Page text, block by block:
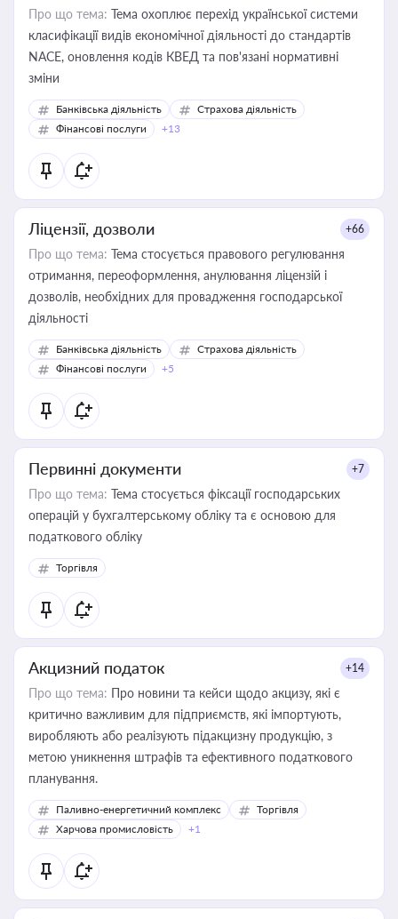
Про що тема: Тема охоплює перехід української системи
класифікації видів економічної діяльності до стандартів
NACE, оновлення кодів КВЕД та пов'язані нормативні
зміни
Банківська діяльність
Страхова діяльність
Фінансові послуги
+13
Ліцензії, дозволи +66
Про що тема: Тема стосується правового регулювання
отримання, переоформлення, анулювання ліцензій і
дозволів, необхідних для провадження господарської
діяльності
Банківська діяльність
Страхова діяльність
Фінансові послуги
+5
Первинні документи +7
Про що тема: Тема стосується фіксації господарських
операцій у бухгалтерському обліку та є основою для
податкового обліку
Торгівля
Акцизний податок +14
Про що тема: Про новини та кейси щодо акцизу, які є
критично важливим для підприємств, які імпортують,
виробляють або реалізують підакцизну продукцію, з
метою уникнення штрафів та ефективного податкового
планування.
Паливно-енергетичний комплекс
Торгівля
Харчова промисловість
+1